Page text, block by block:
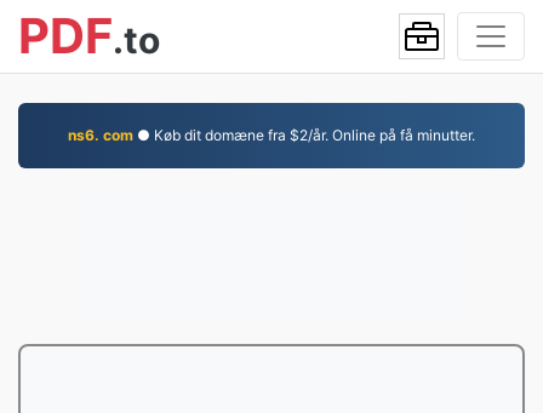
PDF.to
ns6. com ● Køb dit domæne fra $2/år. Online på få minutter.